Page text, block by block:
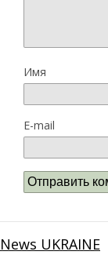
Имя
E-mail
News UKRAINE